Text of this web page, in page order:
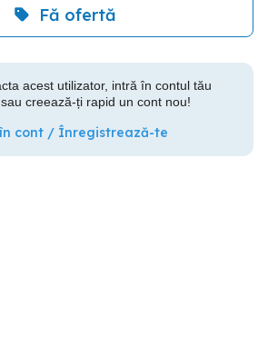
Fă ofertă
acest utilizator, intră în contul tău
creează-ți rapid un cont nou!
cont / Înregistrează-te